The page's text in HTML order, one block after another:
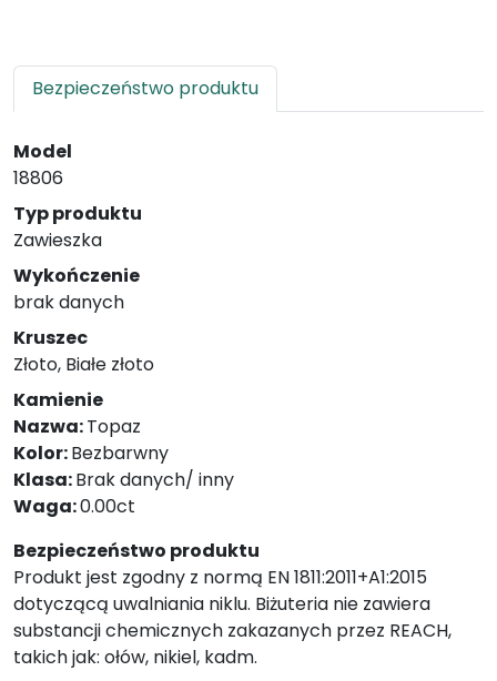
Bezpieczeństwo produktu
Model
18806
Typ produktu
Zawieszka
Wykończenie
brak danych
Kruszec
Złoto, Białe złoto
Kamienie
Nazwa:Topaz
Kolor:Bezbarwny
Klasa:Brak danych/ inny
Waga:0.00ct
Bezpieczeństwo produktu
Produkt jest zgodny z normą EN 1811:2011+A1:2015
dotyczącą uwalniania niklu. Biżuteria nie zawiera
substancji chemicznych zakazanych przez REACH,
takich jak: ołów, nikiel, kadm.